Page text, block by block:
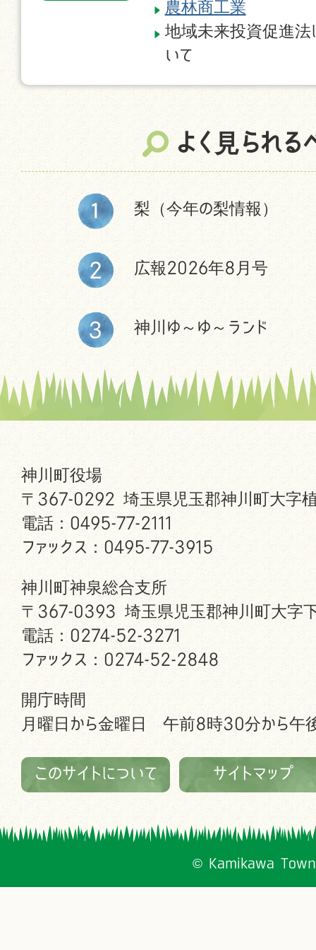
農林商工業
地域未来投資促進法
いて
よく見られる
梨（今年の梨情報）
広報2026年8月号
神川ゆ～ゆ～ランド
神川町役場
〒367-0292 埼玉県児玉郡神川町大字
電話：0495-77-2111
ファックス：0495-77-3915
神川町神泉総合支所
〒367-0393 埼玉県児玉郡神川町大字
電話：0274-52-3271
ファックス：0274-52-2848
開庁時間
月曜日から金曜日 午前8時30分から午
このサイトについて サイトマップ
© Kamikawa Town